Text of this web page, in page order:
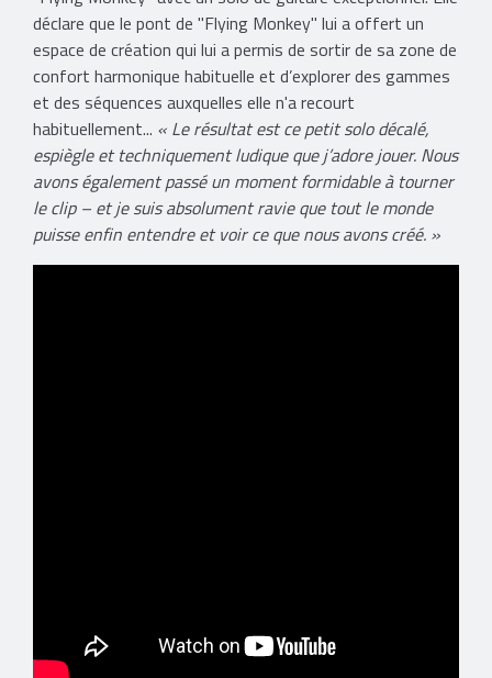
déclare que le pont de "Flying Monkey" lui a offert un
espace de création qui lui a permis de sortir de sa zone de
confort harmonique habituelle et d’explorer des gammes
et des séquences auxquelles elle n'a recourt
habituellement... « Le résultat est ce petit solo décalé,
espiègle et techniquement ludique que j’adore jouer. Nous
avons également passé un moment formidable à tourner
le clip – et je suis absolument ravie que tout le monde
puisse enfin entendre et voir ce que nous avons créé. »